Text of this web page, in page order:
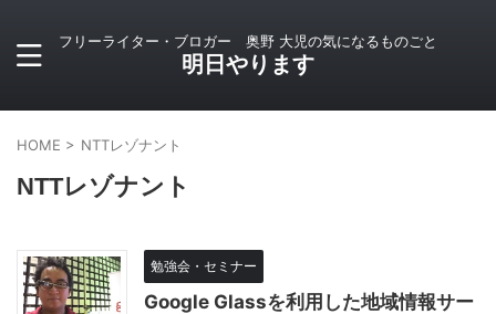
フリーライター・ブロガー 奥野 大児の気になるものごと
明日やります
HOME > NTTレゾナント
NTTレゾナント
勉強会・セミナー
Google Glassを利用した地域情報サー